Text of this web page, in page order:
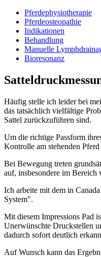
Pferdephysiotherapie
Pferdeosteopathie
Indikationen
Behandlung
Manuelle
Bioresonanz
Häufig stelle ich leider bei
das tatsächlich vielfältige
Sattel zurückzuführen sind.
Um die richtige Passform
Kontrolle am stehenden Pferd
Bei Bewegung treten
auf, insbesondere im Bereich
Ich arbeite mit dem in
System".
Mit diesem Impressions Pad
Unerwünschte Druckstellen
dadurch sofort deutlich
Auf Wunsch kann das